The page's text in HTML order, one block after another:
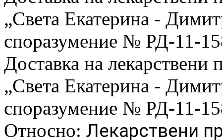
„Света Екатерина -
споразумение № РД-11-
Доставка на
„Света Екатерина -
споразумение № РД-11-
Относно: Лекарствени